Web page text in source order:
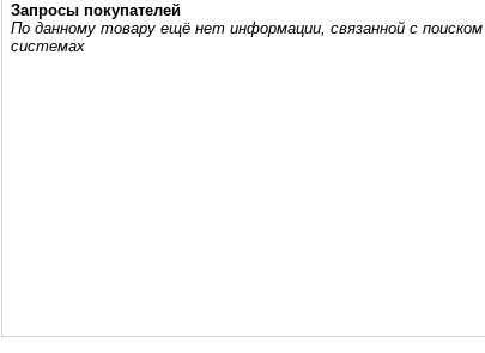
Запросы покупателей
По данному товару ещё нет информации, связанной с
системах